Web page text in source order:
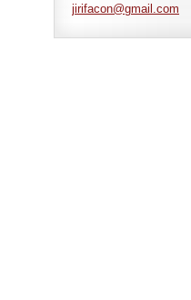
jirifacon@gmail.com